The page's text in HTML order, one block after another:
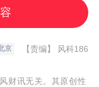
精彩亮相，展
作出的积极贡
京 【责编】 风科186
财讯无关。其原创性